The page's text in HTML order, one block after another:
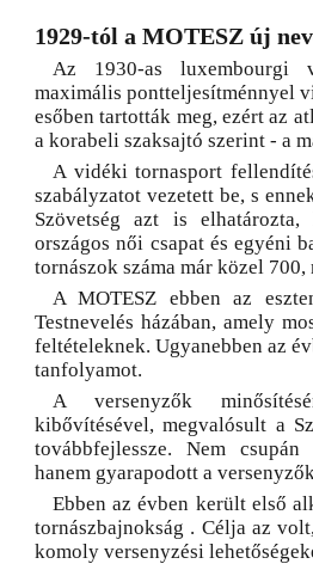
1929-tól a MOTESZ új
Az 1930-as luxembourgi
maximális pontteljesítménnyel
esőben tartották meg, ezért az
a korabeli szaksajtó szerint - a
A vidéki tornasport
szabályzatot vezetett be, s
Szövetség azt is
országos női csapat és egyéni
tornászok száma már közel
A MOTESZ ebben az
Testnevelés házában, amely
feltételeknek. Ugyanebben az
tanfolyamot.
A versenyzők
kibővítésével, megvalósult a
továbbfejlessze. Nem
hanem gyarapodott a
Ebben az évben került első
tornászbajnokság . Célja az
komoly versenyzési